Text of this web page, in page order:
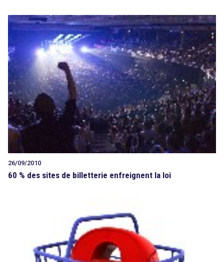
26/09/2010
60 % des sites de billetterie enfreignent la loi